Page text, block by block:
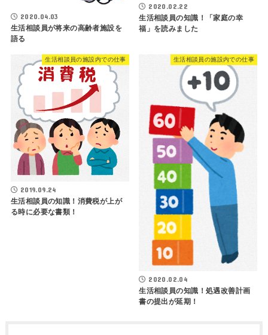
2020.04.03
生活相談員が将来の高齢者施設を
語る
2020.02.22
生活相談員の知識！「家庭の幸
福」を読みました
生活相談員の施設内での仕事
2019.09.24
生活相談員の知識！消費税が上が
る時に必要な書類！
生活相談員の施設内での仕事
2020.02.04
生活相談員の知識！処遇改善計画
書の提出が延期！